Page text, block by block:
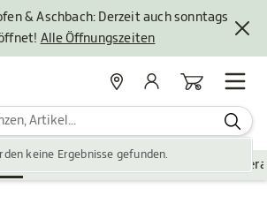
& Aschbach: Derzeit auch sonntags
Alle Öffnungszeiten
keine Ergebnisse gefunden.
StandorteMein KontoWarenkorb
Zubehör Gartengestaltung